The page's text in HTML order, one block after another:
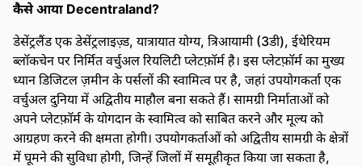
कैसे आया Decentraland?
डेसेंट्रलैंड एक डेसेंट्रलाइज़्ड, यात्रायात योग्य, त्रिआयामी (3डी), ईथेरियम
ब्लॉकचेन पर निर्मित वर्चुअल रियलिटी प्लेटफ़ॉर्म है। इस प्लेटफ़ॉर्म का मुख्य
ध्यान डिजिटल ज़मीन के पर्सलों की स्वामित्व पर है, जहां उपयोगकर्ता एक
वर्चुअल दुनिया में अद्वितीय माहौल बना सकते हैं। सामग्री निर्माताओं को
अपने प्लेटफ़ॉर्म के योगदान के स्वामित्व को साबित करने और मूल्य को
आग्रहण करने की क्षमता होगी। उपयोगकर्ताओं को अद्वितीय सामग्री के क्षेत्रों
में घूमने की सुविधा होगी, जिन्हें जिलों में समूहीकृत किया जा सकता है,